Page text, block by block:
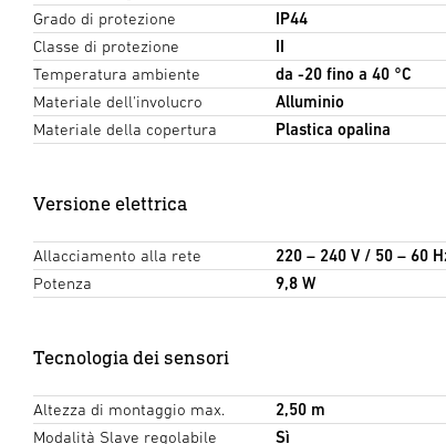
Grado di protezione
IP44
Classe di protezione
II
Temperatura ambiente
da -20 fino a 40 °C
Materiale dell'involucro
Alluminio
Materiale della copertura
Plastica opalina
Versione elettrica
Allacciamento alla rete
220 – 240 V / 50 – 60
Potenza
9,8 W
Tecnologia dei sensori
Altezza di montaggio max.
2,50 m
Modalità Slave regolabile
Sì